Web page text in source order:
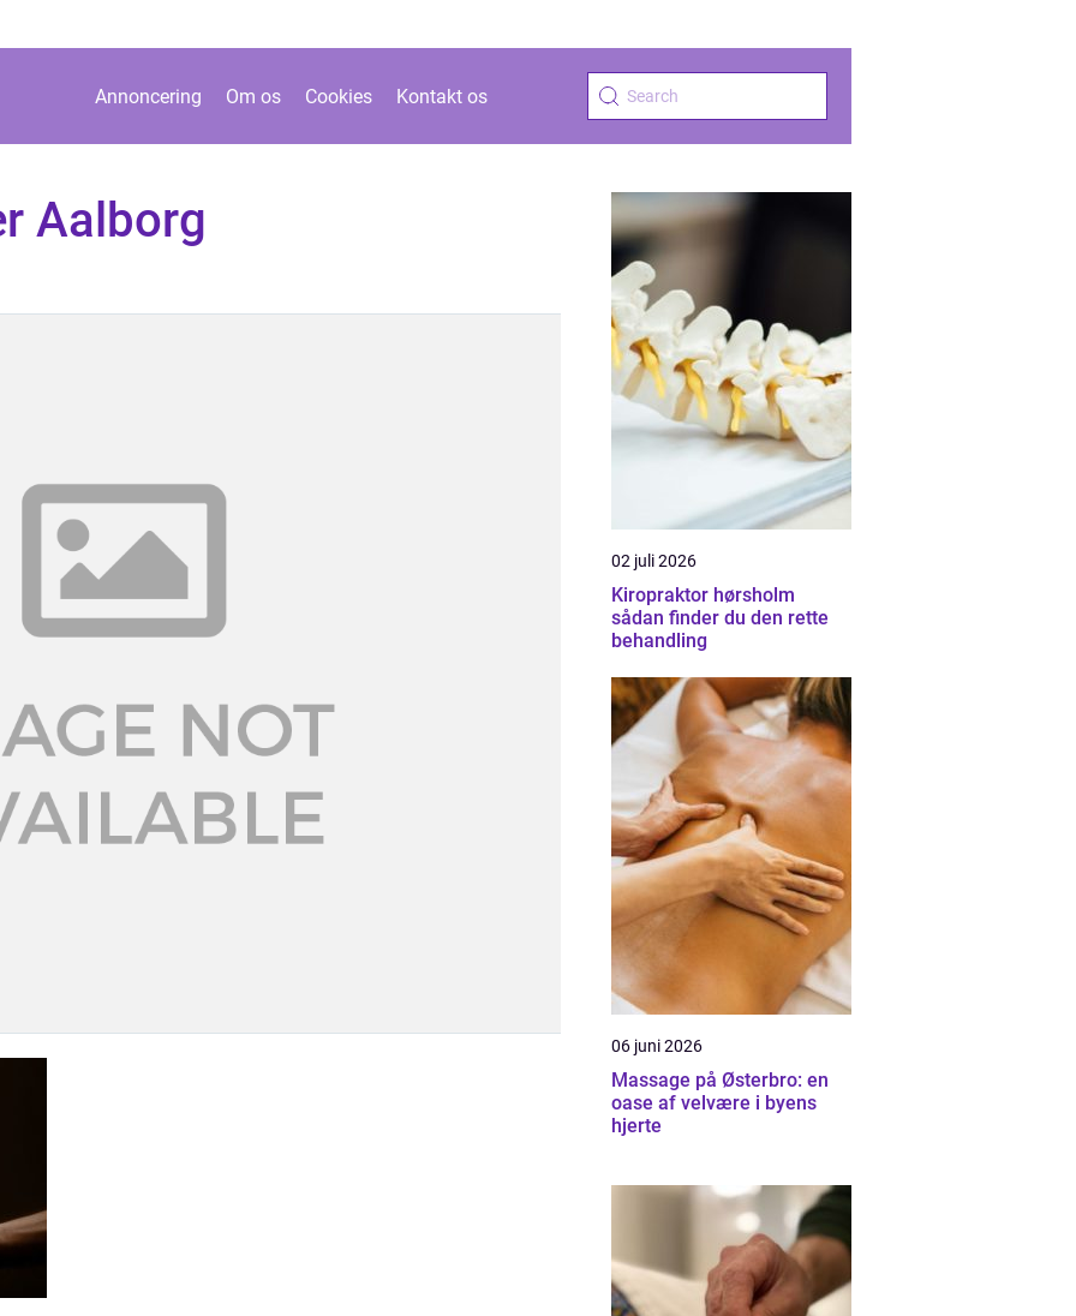
Annoncering Om os Cookies Kontakt os
Aalborg
02 juli 2026
Kiropraktor hørsholm
sådan finder du den rette
behandling
06 juni 2026
Massage på Østerbro: en
oase af velvære i byens
hjerte